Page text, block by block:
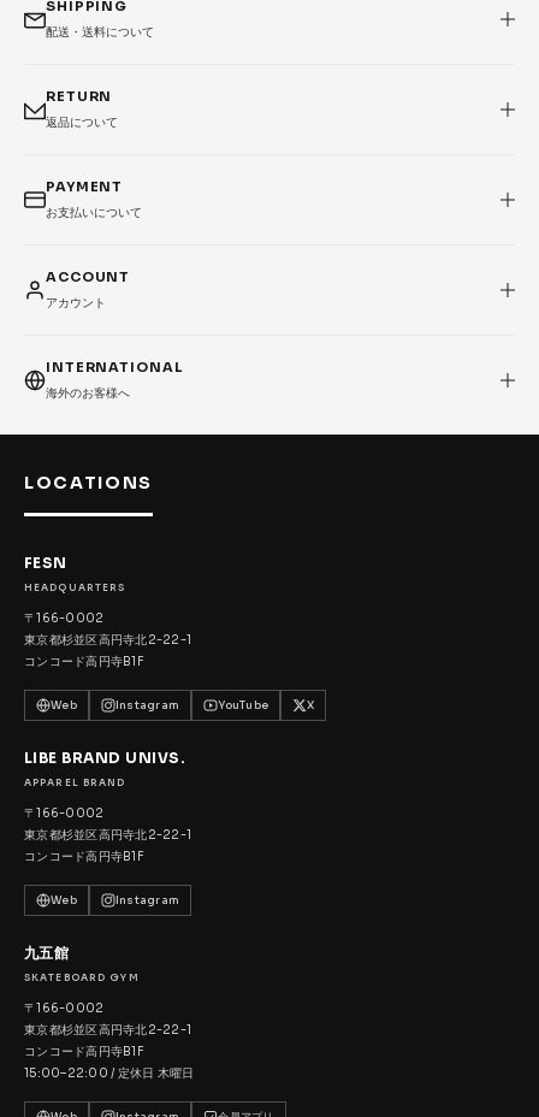
SHIPPING
配送・送料について
RETURN
返品について
PAYMENT
お支払いについて
ACCOUNT
アカウント
INTERNATIONAL
海外のお客様へ
LOCATIONS
FESN
HEADQUARTERS
〒166-0002
東京都杉並区高円寺北2-22-1
コンコード高円寺B1F
Web Instagram YouTube X
LIBE BRAND UNIVS.
APPAREL BRAND
〒166-0002
東京都杉並区高円寺北2-22-1
コンコード高円寺B1F
Web Instagram
九五館
SKATEBOARD GYM
〒166-0002
東京都杉並区高円寺北2-22-1
コンコード高円寺B1F
15:00–22:00 / 定休日 木曜日